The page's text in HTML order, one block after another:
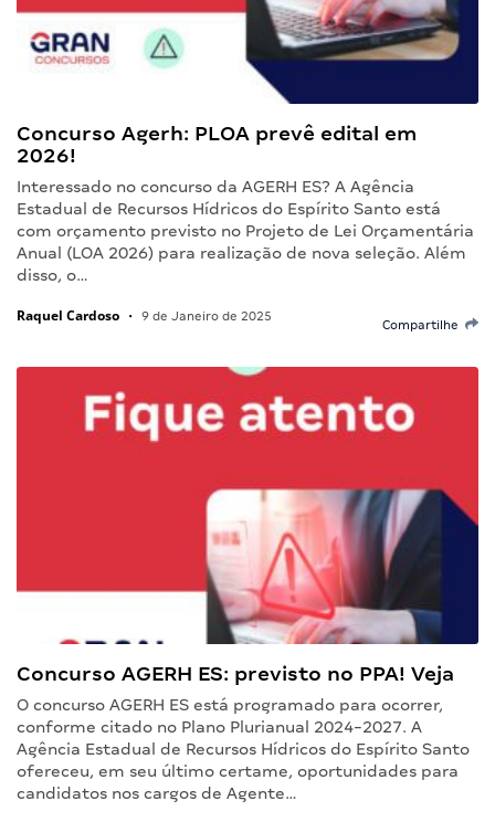
Concurso Agerh: PLOA prevê edital em
2026!
Interessado no concurso da AGERH ES? A Agência
Estadual de Recursos Hídricos do Espírito Santo está
com orçamento previsto no Projeto de Lei Orçamentária
Anual (LOA 2026) para realização de nova seleção. Além
disso, o…
Raquel Cardoso • 9 de Janeiro de 2025
Compartilhe
Concurso AGERH ES: previsto no PPA! Veja
O concurso AGERH ES está programado para ocorrer,
conforme citado no Plano Plurianual 2024-2027. A
Agência Estadual de Recursos Hídricos do Espírito Santo
ofereceu, em seu último certame, oportunidades para
candidatos nos cargos de Agente…